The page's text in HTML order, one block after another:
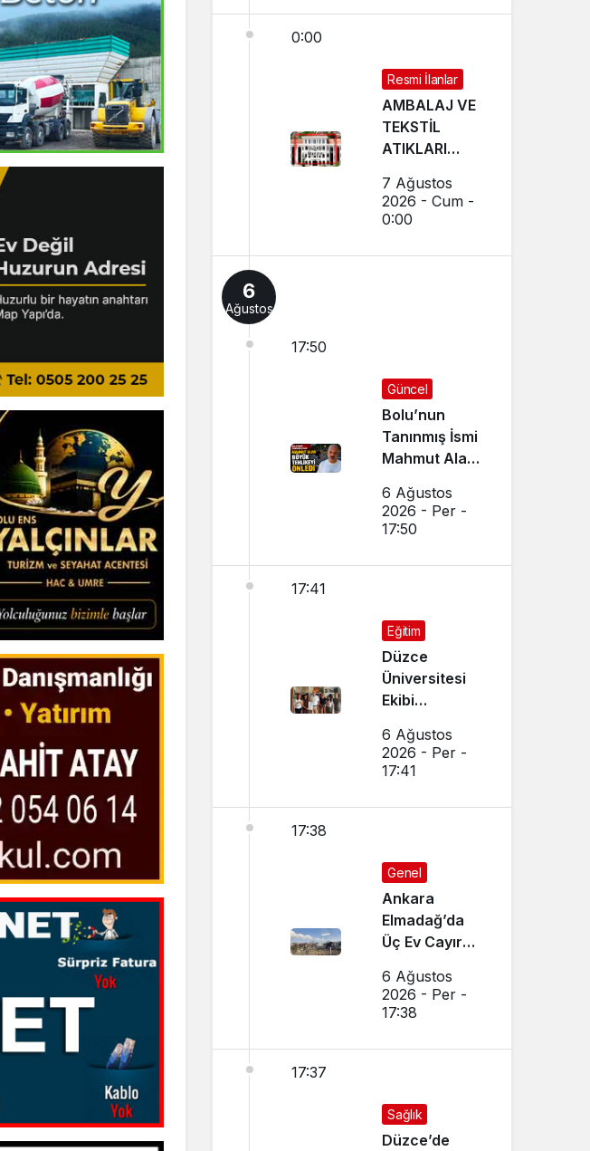
0:00
Resmi İlanlar
AMBALAJ VE
TEKSTİL
ATIKLARI
İHALELERİ
(GEREDE
7 Ağustos
2026 - Cum -
0:00
6
Ağustos
17:50
Güncel
Bolu’nun
Tanınmış İsmi
Mahmut Alan
Tehlikeyi
Önledi
6 Ağustos
2026 - Per -
17:50
17:41
Eğitim
Düzce
Üniversitesi
Ekibi
Ses Verdi
6 Ağustos
2026 - Per -
17:41
17:38
Genel
Ankara
Elmadağ’da
Üç Ev Cayır
6 Ağustos
2026 - Per -
17:38
17:37
Sağlık
Düzce’de